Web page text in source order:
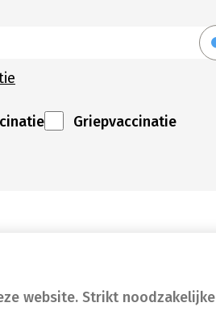
website. Strikt
Griepvaccinatie